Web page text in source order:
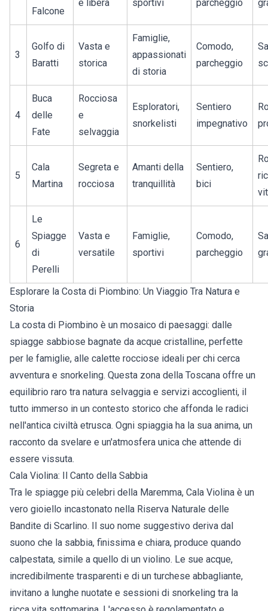
Falcone
e libera
sportivi
parcheggio
3
Golfo di
Baratti
Vasta e
storica
Famiglie,
appassionati
di storia
Comodo,
parcheggio
4
Buca
delle
Fate
Rocciosa
e
selvaggia
Esploratori,
snorkelisti
Sentiero
impegnativo
5
Cala
Martina
Segreta e
rocciosa
Amanti della
tranquillità
Sentiero,
bici
6
Le
Spiagge
di
Perelli
Vasta e
versatile
Famiglie,
sportivi
Comodo,
parcheggio
Esplorare la Costa di Piombino: Un Viaggio Tra Natura e
Storia
La costa di Piombino è un mosaico di paesaggi: dalle
spiagge sabbiose bagnate da acque cristalline, perfette
per le famiglie, alle calette rocciose ideali per chi cerca
avventura e snorkeling. Questa zona della Toscana offre un
equilibrio raro tra natura selvaggia e servizi accoglienti, il
tutto immerso in un contesto storico che affonda le radici
nell'antica civiltà etrusca. Ogni spiaggia ha la sua anima, un
racconto da svelare e un'atmosfera unica che attende di
essere vissuta.
Cala Violina: Il Canto della Sabbia
Tra le spiagge più celebri della Maremma, Cala Violina è un
vero gioiello incastonato nella Riserva Naturale delle
Bandite di Scarlino. Il suo nome suggestivo deriva dal
suono che la sabbia, finissima e chiara, produce quando
calpestata, simile a quello di un violino. Le sue acque,
incredibilmente trasparenti e di un turchese abbagliante,
invitano a lunghe nuotate e sessioni di snorkeling tra la